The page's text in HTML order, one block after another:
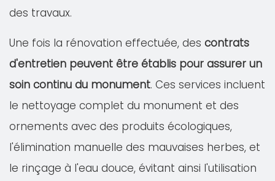
des travaux.
Une fois la rénovation effectuée, des contrats
d'entretien peuvent être établis pour assurer un
soin continu du monument. Ces services incluent
le nettoyage complet du monument et des
ornements avec des produits écologiques,
l'élimination manuelle des mauvaises herbes, et
le rinçage à l'eau douce, évitant ainsi l'utilisation